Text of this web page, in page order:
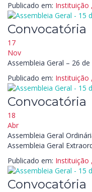
Publicado em: Instituição ,
Convocatória
17
Nov
Assembleia Geral – 26
Publicado em: Instituição ,
Convocatória
18
Abr
Assembleia Geral
Assembleia Geral
Publicado em: Instituição ,
Convocatória